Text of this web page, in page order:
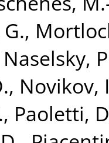
,
Naselsky,
, Novikov,
, Paoletti,